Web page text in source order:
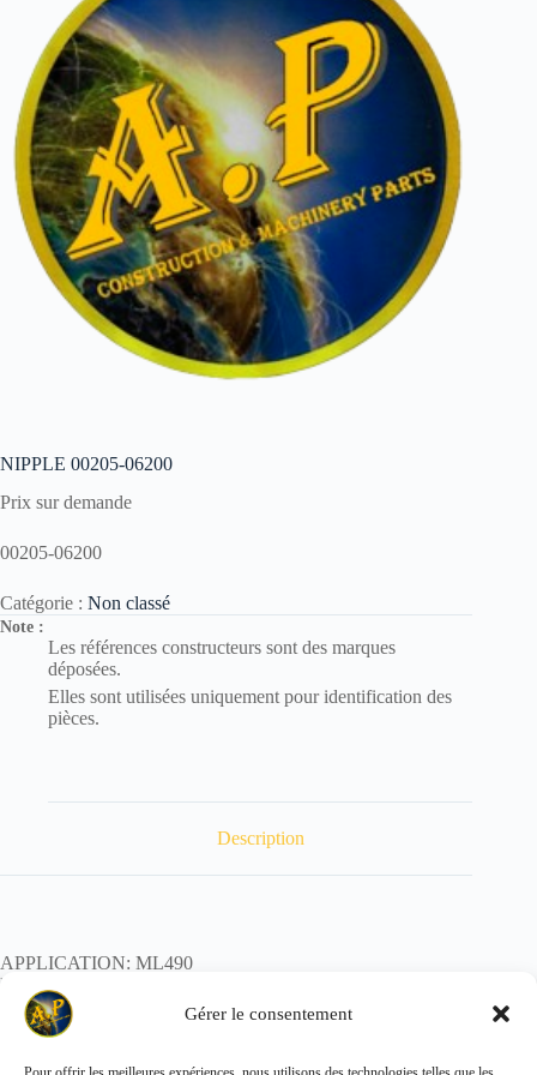
Gérer le consentement
NIPPLE 00205-06200
Prix sur demande
00205-06200
Catégorie : Non classé
Note :
Les références constructeurs sont des marques
déposées.
Elles sont utilisées uniquement pour identification des
pièces.
Description
APPLICATION: ML490
REF:
POIDS: 0,100kg